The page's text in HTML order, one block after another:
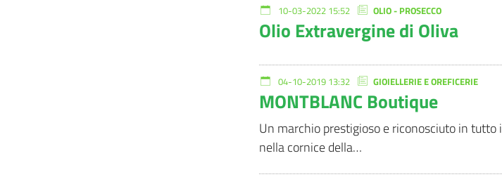
10-03-2022 15:52 OLIO - PROSECCO
Olio Extravergine di Oliva
04-10-2019 13:32 GIOIELLERIE E OREFICERIE
MONTBLANC Boutique
Un marchio prestigioso e riconosciuto in
nella cornice della…